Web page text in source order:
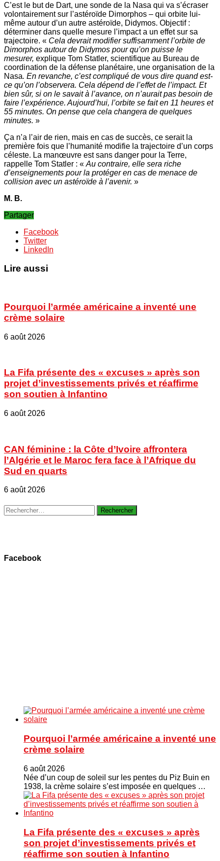
C’est le but de Dart, une sonde de la Nasa qui va s’écraser
volontairement sur l’astéroïde Dimorphos – qui orbite lui-
même autour d’un autre astéroïde, Didymos. Objectif :
déterminer dans quelle mesure l’impact a un effet sur sa
trajectoire. « Cela devrait modifier suffisamment l’orbite de
Dimorphos autour de Didymos pour qu’on puisse le
mesurer, explique Tom Statler, scientifique au Bureau de
coordination de la défense planétaire, une organisation de la
Nasa. En revanche, c’est compliqué de vous dire quand est-
ce qu’on l’observera. Cela dépend de l’effet de l’impact. Et
bien sûr, si on le savait à l’avance, on n’aurait pas besoin de
faire l’expérience. Aujourd’hui, l’orbite se fait en 11 heures et
55 minutes. On pense que cela changera de quelques
minutes. »
Ça n’a l’air de rien, mais en cas de succès, ce serait la
première fois que l’humanité modifie la trajectoire d’un corps
céleste. La manœuvre est sans danger pour la Terre,
rappelle Tom Statler : « Au contraire, elle sera riche
d’enseignements pour la protéger en cas de menace de
collision avec un astéroïde à l’avenir. »
M. B.
Partager
Facebook
Twitter
LinkedIn
Lire aussi
Pourquoi l’armée américaine a inventé une
crème solaire
6 août 2026
La Fifa présente des « excuses » après son
projet d’investissements privés et réaffirme
son soutien à Infantino
6 août 2026
CAN féminine : la Côte d’Ivoire affrontera
l’Algérie et le Maroc fera face à l’Afrique du
Sud en quarts
6 août 2026
Rechercher :
Facebook
Pourquoi l’armée américaine a inventé une
crème solaire
6 août 2026
Née d’un coup de soleil sur les pentes du Piz Buin en
1938, la crème solaire s’est imposée en quelques …
La Fifa présente des « excuses » après
son projet d’investissements privés et
réaffirme son soutien à Infantino